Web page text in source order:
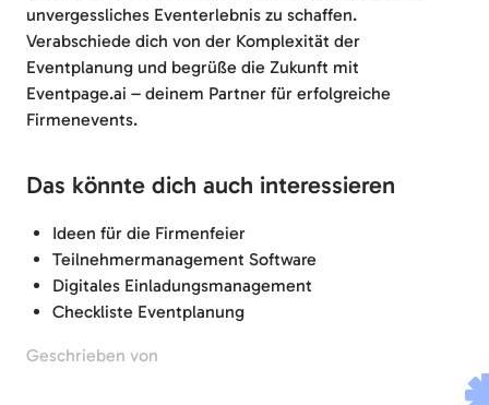
unvergessliches Eventerlebnis zu schaffen.
Verabschiede dich von der Komplexität der
Eventplanung und begrüße die Zukunft mit
Eventpage.ai – deinem Partner für erfolgreiche
Firmenevents.
Das könnte dich auch interessieren
Ideen für die Firmenfeier
Teilnehmermanagement Software
Digitales Einladungsmanagement
Checkliste Eventplanung
Geschrieben von